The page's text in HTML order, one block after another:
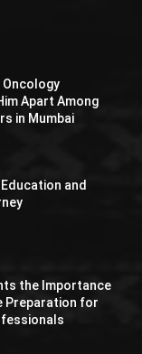
Oncology
Apart Among
in Mumbai
Education and
the Importance
Preparation for